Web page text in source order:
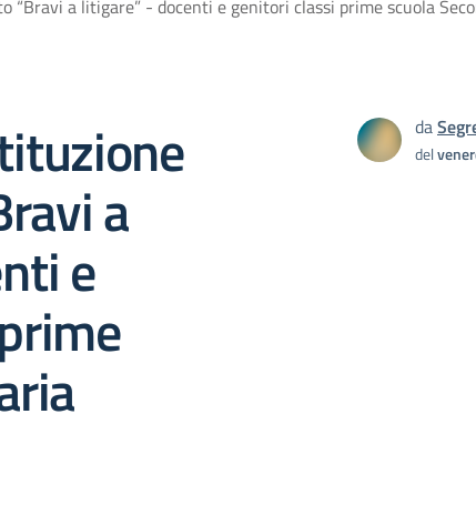
“Bravi a litigare” - docenti e genitori classi prime scuola
a
e
da
del